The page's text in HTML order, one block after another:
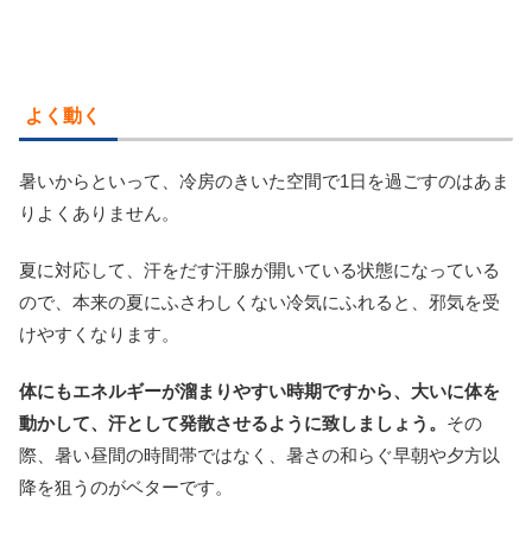
よく動く
暑いからといって、冷房のきいた空間で1日を過ごすのはあま
りよくありません。
夏に対応して、汗をだす汗腺が開いている状態になっている
ので、本来の夏にふさわしくない冷気にふれると、邪気を受
けやすくなります。
体にもエネルギーが溜まりやすい時期ですから、大いに体を
動かして、汗として発散させるように致しましょう。 その
際、暑い昼間の時間帯ではなく、暑さの和らぐ早朝や夕方以
降を狙うのがベターです。